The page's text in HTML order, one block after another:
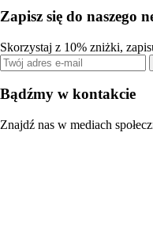
Zapisz się do naszego
Skorzystaj z 10% zniżki,
Bądźmy w kontakcie
Znajdź nas w mediach